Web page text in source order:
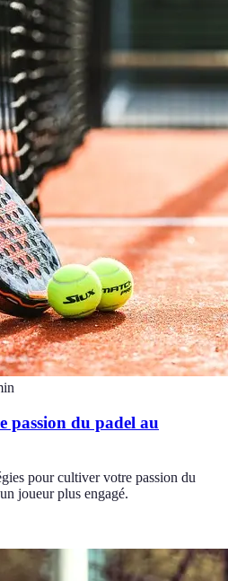
passion du padel au
pour cultiver votre passion du
joueur plus engagé.